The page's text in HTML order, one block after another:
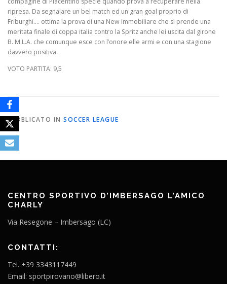
ripresa. Da segnalare un bel match ed un gran goal proprio di
Friburghi…. ottima la prova di una New Immobiliare che si prende una
meritata finale di coppa italia contro la Spritz anche lei uscita dal girone
B. M.L.A. che comunque esce con l’onore elle armi e con una stagione
davvero positiva.
VOTO PARTITA: 9,5
PUBBLICATO IN SOCCER LEAGUE
CENTRO SPORTIVO D’IMBERSAGO L’AMICO
CHARLY
Via Resegone – Imbersago (LC)
CONTATTI:
Tel. +39 3343117449
Email: sportpirovano@libero.it